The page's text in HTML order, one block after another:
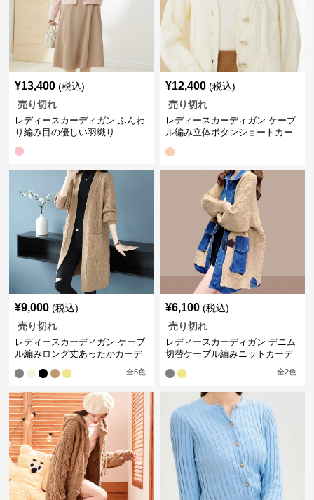
¥13,400 (税込)
売り切れ
レディースカーディガン ふんわ
り編み目の優しい羽織り
¥12,400 (税込)
売り切れ
レディースカーディガン ケーブ
ル編み立体ボタンショートカー
¥9,000 (税込)
売り切れ
レディースカーディガン ケーブ
ル編みロング丈あったかカーデ
全5色
¥6,100 (税込)
売り切れ
レディースカーディガン デニム
切替ケーブル編みニットカーデ
全2色